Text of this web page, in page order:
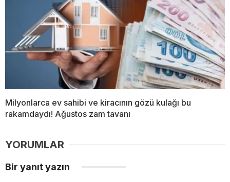
Milyonlarca ev sahibi ve kiracının gözü kulağı bu
rakamdaydı! Ağustos zam tavanı
YORUMLAR
Bir yanıt yazın